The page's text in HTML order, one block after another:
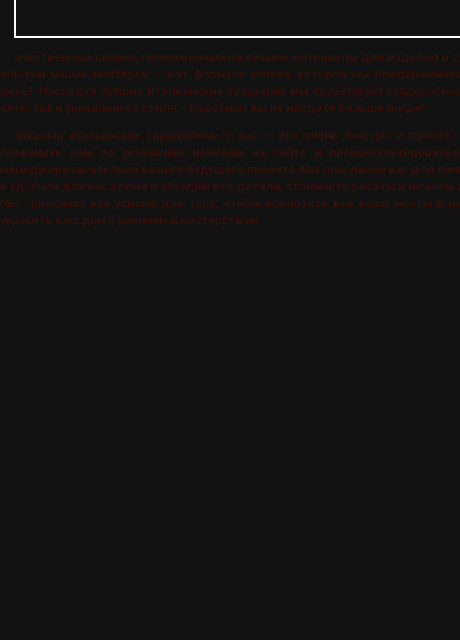
ачественный сервис, помноженный на лучшие материалы для изделия и
опытом наших мастеров – вот формула успеха, которой мы
день! Наследуя лучшие итальянские традиции, мы проектирует
качества и уникального стиля – подобных вы не найдете больше нигде!
Заказать итальянские гардеробные у нас
– это очень быстро и
позвонить нам по указанным номерам на сайте и
менеджера касательно вашего будущего проекта. Мы пригласим вас для
в удобное для вас время и обсудим все детали, стоимость работы и нюансы
Мы приложим все усилия для того, чтобы воплотить все ваши мечты в
украсить ваш дом с умением и мастерством.